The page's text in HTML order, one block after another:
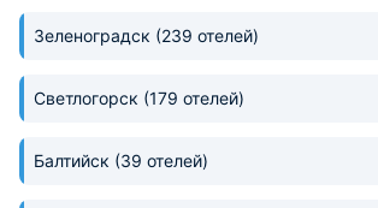
Зеленоградск (239 отелей)
Светлогорск (179 отелей)
Балтийск (39 отелей)